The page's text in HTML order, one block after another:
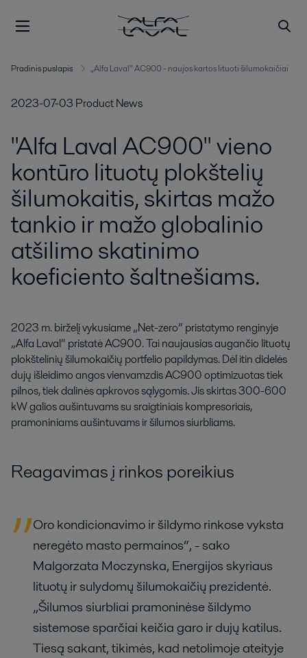
Pradinis puslapis „Alfa Laval“ AC900 - naujos kartos lituoti šilumokaičiai
2023-07-03 Product News
"Alfa Laval AC900" vieno
kontūro lituotų plokštelių
šilumokaitis, skirtas mažo
tankio ir mažo globalinio
atšilimo skatinimo
koeficiento šaltnešiams.
2023 m. birželį vykusiame „Net-zero“ pristatymo renginyje
„Alfa Laval“ pristatė AC900. Tai naujausias augančio lituotų
plokštelinių šilumokaičių portfelio papildymas. Dėl itin didelės
dujų išleidimo angos vienvamzdis AC900 optimizuotas tiek
pilnos, tiek dalinės apkrovos sąlygomis. Jis skirtas 300-600
kW galios aušintuvams su sraigtiniais kompresoriais,
pramoniniams aušintuvams ir šilumos siurbliams.
Reagavimas į rinkos poreikius
Oro kondicionavimo ir šildymo rinkose vyksta
neregėto masto permainos“, - sako
Malgorzata Moczynska, Energijos skyriaus
lituotų ir sulydomų šilumokaičių prezidentė.
„Šilumos siurbliai pramoninėse šildymo
sistemose sparčiai keičia garo ir dujų katilus.
Tiesą sakant, tikimės, kad netolimoje ateityje